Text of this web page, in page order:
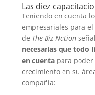
Las diez
Teniendo en cuenta
empresariales para
de The Biz Nation
necesarias que todo
en cuenta para poder
crecimiento en su
compañía: